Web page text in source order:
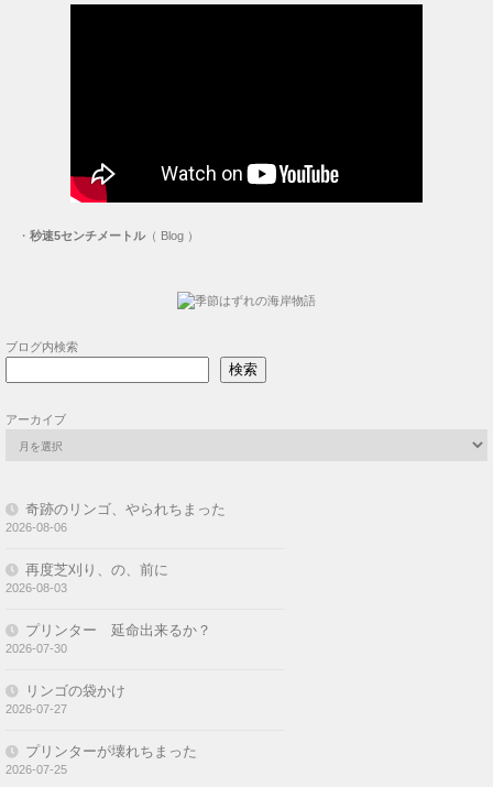
・ 秒速5センチメートル（ Blog ）
ブログ内検索
検索
アーカイブ
奇跡のリンゴ、やられちまった
2026-08-06
再度芝刈り、の、前に
2026-08-03
プリンター 延命出来るか？
2026-07-30
リンゴの袋かけ
2026-07-27
プリンターが壊れちまった
2026-07-25